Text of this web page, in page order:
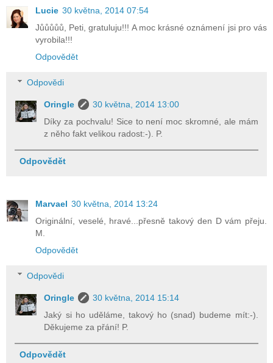
Lucie 30 května, 2014 07:54
Jůůůůů, Peti, gratuluju!!! A moc krásné oznámení jsi pro vás
vyrobila!!!
Odpovědět
Odpovědi
Oringle
30 května, 2014 13:00
Díky za pochvalu! Sice to není moc skromné, ale mám
z něho fakt velikou radost:-). P.
Odpovědět
Marvael 30 května, 2014 13:24
Originální, veselé, hravé...přesně takový den D vám přeju.
M.
Odpovědět
Odpovědi
Oringle
30 května, 2014 15:14
Jaký si ho uděláme, takový ho (snad) budeme mít:-).
Děkujeme za přání! P.
Odpovědět